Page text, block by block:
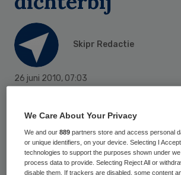
Skipr Redactie
26 juni 2010, 07:03
Een besluit over versoepeling
en vervoersverbod voor
melkgeiten valt waarschijnlijk
We Care About Your Privacy
We and our889 partners store and access personal
or unique identifiers, on your device. Selecting I
technologies to support the purposes shown under
process data to provide. Selecting Reject All or
disable them. If trackers are disabled, some content